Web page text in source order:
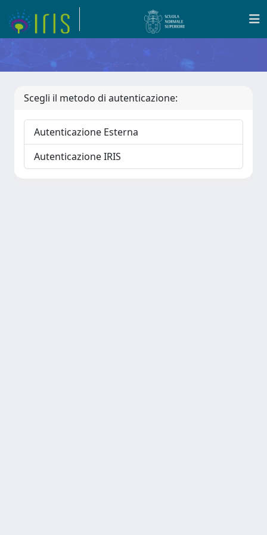
Scegli il metodo di autenticazione:
Autenticazione Esterna
Autenticazione IRIS